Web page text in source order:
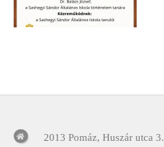
2013 Pomáz, Huszár utca 3.